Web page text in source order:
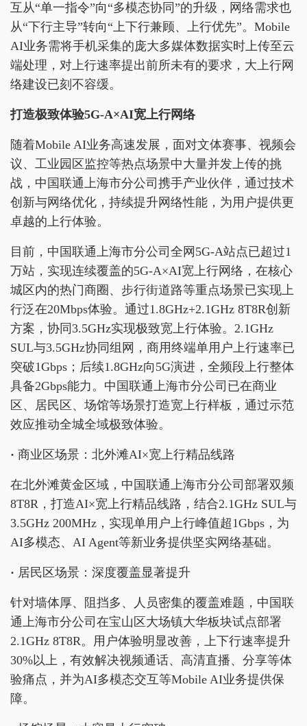
互从“单一指令”向“多模态协同”的升级，网络需求也
从“下行主导”转向“上下行兼顾、上行优先”。Mobile
AI业务需将手机采集的庞大多媒体数据实时上传至云
端处理，对上行速率提出前所未有的要求，大上行网
络建设已刻不容缓。
打造极致体验5G-A×AI宽上行网络
随着Mobile AI业务高速发展，面对文体赛事、视频会
议、工业园区监控等热点场景中大量并发上传的挑
战，中国联通上海市分公司携手产业伙伴，通过技术
创新与网络优化，持续提升网络性能，为用户提供更
卓越的上行体验。
目前，中国联通上海市分公司全网5G-A站点已超过1
万站，实现连续覆盖的5G-A×AI宽上行网络，在核心
城区内的热门商圈、步行街道路等重点场景已实现上
行泛在20Mbps体验。通过1.8GHz+2.1GHz 8T8R创新
方案，协同3.5GHz实现极致宽上行体验。2.1GHz
SUL与3.5GHz协同组网，商用终端单用户上行速率已
突破1Gbps；后续1.8GHz向5G演进，全频段上行整体
具备2Gbps能力。中国联通上海市分公司已在商业
区、居民区、场馆等场景打造宽上行样板，通过示范
效应推动全城全域极致体验。
· 商业区场景：北外滩AI×宽上行精品线路
在北外滩黄金区域，中国联通上海市分公司部署双频
8T8R，打造AI×宽上行精品线路，结合2.1GHz SUL与
3.5GHz 200MHz，实现单用户上行峰值超1Gbps，为
AI多模态、AI Agent等新业务提供坚实网络基础。
· 居民区场景：深度覆盖显著提升
针对墙体厚、阻挡多、人员密集的覆盖难题，中国联
通上海市分公司在宝山区大场镇大华板块试点部署
2.1GHz 8T8R。用户体验明显改善，上下行速率提升
30%以上，有效解决视频通话、高清直播、分享等体
验痛点，并为AI多模态交互等Mobile AI业务提供保
障。